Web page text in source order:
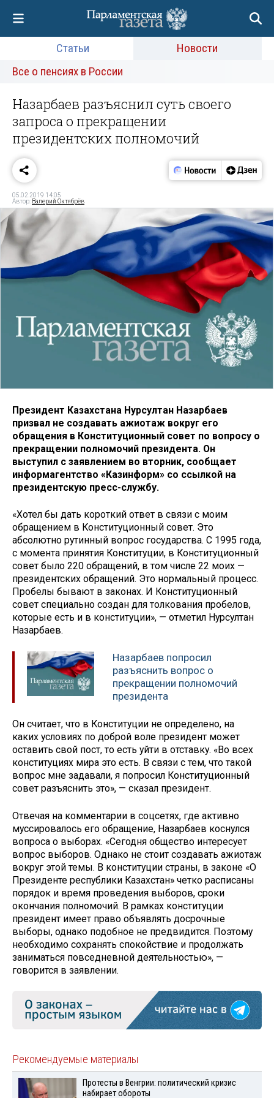
Статьи
Новости
Все о пенсиях в России
Назарбаев разъяснил суть своего
запроса о прекращении
президентских полномочий
05.02.2019 14:05
Автор: Валерий Октябрёв
Президент Казахстана Нурсултан Назарбаев
призвал не создавать ажиотаж вокруг его
обращения в Конституционный совет по вопросу о
прекращении полномочий президента. Он
выступил с заявлением во вторник, сообщает
информагентство «Казинформ» со ссылкой на
президентскую пресс-службу.
«Хотел бы дать короткий ответ в связи с моим
обращением в Конституционный совет. Это
абсолютно рутинный вопрос государства. С 1995 года,
с момента принятия Конституции, в Конституционный
совет было 220 обращений, в том числе 22 моих —
президентских обращений. Это нормальный процесс.
Пробелы бывают в законах. И Конституционный
совет специально создан для толкования пробелов,
которые есть и в конституции», — отметил Нурсултан
Назарбаев.
Назарбаев попросил
разъяснить вопрос о
прекращении полномочий
президента
Он считает, что в Конституции не определено, на
каких условиях по доброй воле президент может
оставить свой пост, то есть уйти в отставку. «Во всех
конституциях мира это есть. В связи с тем, что такой
вопрос мне задавали, я попросил Конституционный
совет разъяснить это», — сказал президент.
Отвечая на комментарии в соцсетях, где активно
муссировалось его обращение, Назарбаев коснулся
вопроса о выборах. «Сегодня общество интересует
вопрос выборов. Однако не стоит создавать ажиотаж
вокруг этой темы. В конституции страны, в законе «О
Президенте республики Казахстан» четко расписаны
порядок и время проведения выборов, сроки
окончания полномочий. В рамках конституции
президент имеет право объявлять досрочные
выборы, однако подобное не предвидится. Поэтому
необходимо сохранять спокойствие и продолжать
заниматься повседневной деятельностью», —
говорится в заявлении.
Рекомендуемые материалы
Протесты в Венгрии: политический кризис
набирает обороты